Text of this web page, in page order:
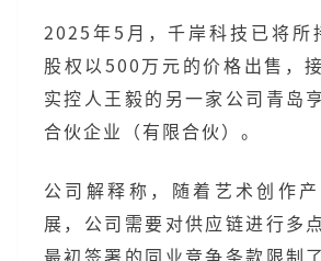
2025年5月，千岸科技已将所
股权以500万元的价格出售，
实控人王毅的另一家公司青岛
合伙企业（有限合伙）。
公司解释称，随着艺术创作
展，公司需要对供应链进行多
最初签署的同业竞争条款限制